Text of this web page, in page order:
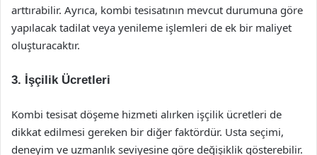
arttırabilir. Ayrıca, kombi tesisatının mevcut durumuna göre
yapılacak tadilat veya yenileme işlemleri de ek bir maliyet
oluşturacaktır.
3. İşçilik Ücretleri
Kombi tesisat döşeme hizmeti alırken işçilik ücretleri de
dikkat edilmesi gereken bir diğer faktördür. Usta seçimi,
deneyim ve uzmanlık seviyesine göre değişiklik gösterebilir.